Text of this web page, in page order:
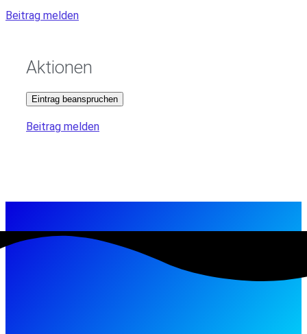
Beitrag melden
Aktionen
Eintrag beanspruchen
Beitrag melden